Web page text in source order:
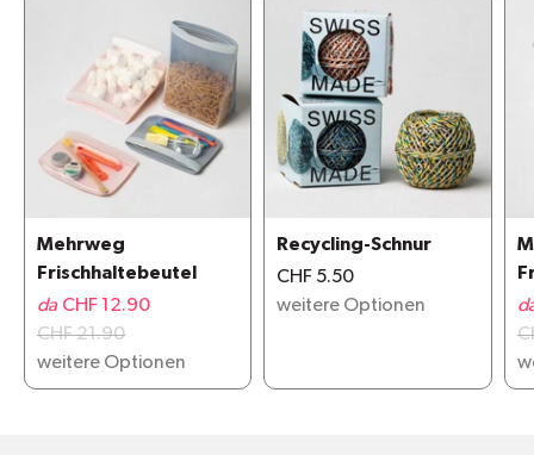
Mehrweg
Frischhaltebeutel
da CHF 12.90
CHF 21.90
weitere Optionen
Recycling-Schnur
CHF 5.50
weitere Optionen